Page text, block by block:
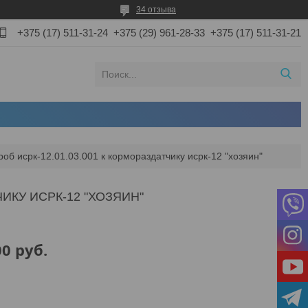
34 отзыва
+375 (17) 511-31-24 +375 (29) 961-28-33 +375 (17) 511-31-21
исрк-12.01.03.001 к кормораздатчику исрк-12 "хозяин"
ИСРК-12 "ХОЗЯИН"
руб.